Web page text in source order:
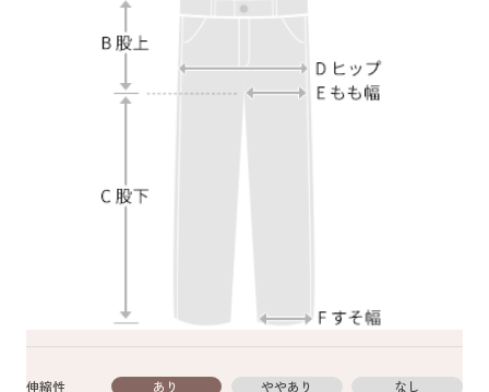
伸縮性 あり ややあり なし